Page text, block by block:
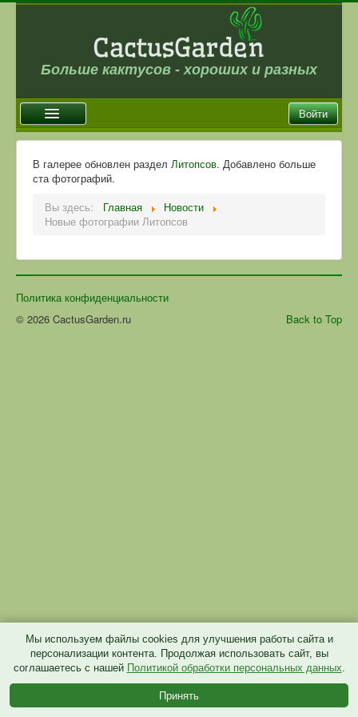
Мы используем файлы cookies для улучшения работы сайта и
персонализации контента. Продолжая использовать сайт, вы
соглашаетесь с нашей Политикой обработки персональных данных.
Принять
Больше кактусов - хороших и разных
Войти
Новости
Галерея
Оплата и доставка
Ссылки
В галерее обновлен раздел Литопсов. Добавлено больше
ста фотографий.
Вы здесь:
Главная
Новости
Новые фотографии Литопсов
Политика конфиденциальности
Back to Top
© 2026 CactusGarden.ru